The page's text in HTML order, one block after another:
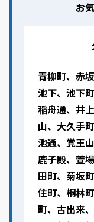
お
青柳町、赤
池下、池下
稲舟通、井
山、大久手
池通、覚王
鹿子殿、萱
田町、菊坂
住町、桐林
町、古出来